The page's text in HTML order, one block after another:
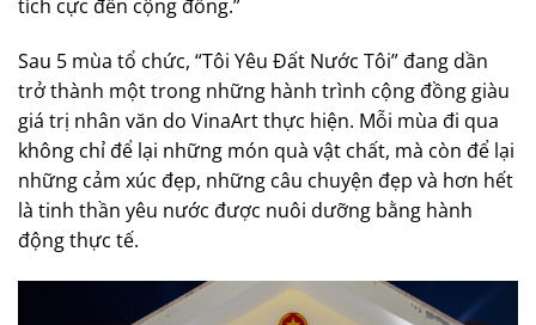
tích cực đến cộng đồng.”
Sau 5 mùa tổ chức, “Tôi Yêu Đất Nước Tôi” đang dần
trở thành một trong những hành trình cộng đồng giàu
giá trị nhân văn do VinaArt thực hiện. Mỗi mùa đi qua
không chỉ để lại những món quà vật chất, mà còn để lại
những cảm xúc đẹp, những câu chuyện đẹp và hơn hết
là tinh thần yêu nước được nuôi dưỡng bằng hành
động thực tế.